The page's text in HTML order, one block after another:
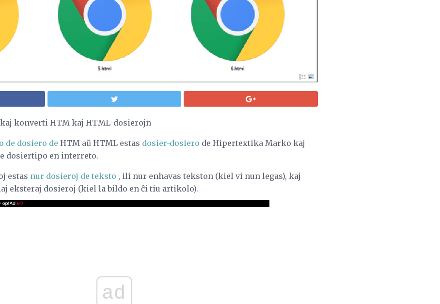
konverti HTM kaj HTML-dosierojn
de dosiero de HTM aŭ HTML estas dosier-dosiero de Hipertextika Marko kaj
dosiertipo en interreto.
estas nur dosieroj de teksto , ili nur enhavas tekston (kiel vi nun legas), kaj
eksteraj dosieroj (kiel la bildo en ĉi tiu artikolo).
ad